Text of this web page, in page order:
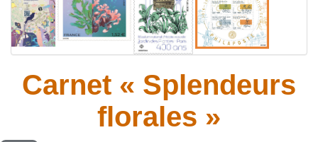
Carnet « Splendeurs
florales »